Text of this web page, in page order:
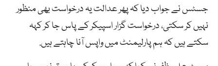
جسٹس نے جواب دیا کہ پھر عدالت یہ درخواست بھی منظور
نہیں کر سکتی، درخواست گزار اسپیکر کے پاس جا کر کہہ
سکتے ہیں کہ ہم پارلیمنٹ میں واپس آنا چاہتے ہیں.